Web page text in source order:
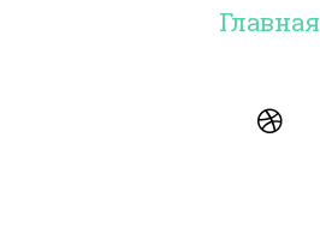
Главная